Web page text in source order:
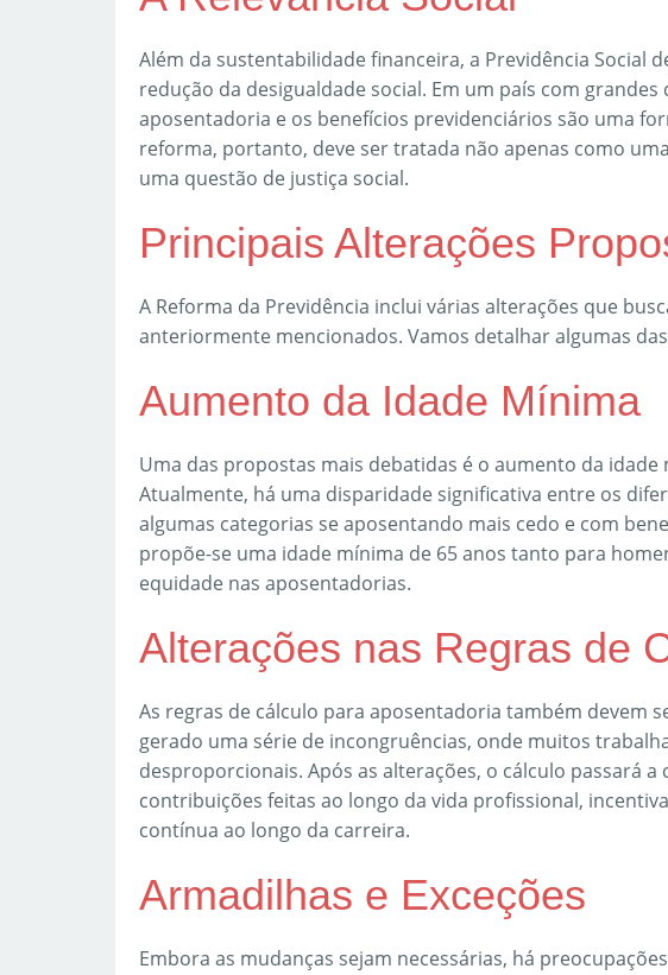
Além da sustentabilidade financeira, a Previdência Social
redução da desigualdade social. Em um país com
aposentadoria e os benefícios previdenciários são uma
reforma, portanto, deve ser tratada não apenas como
uma questão de justiça social.
Principais Alterações
A Reforma da Previdência inclui várias alterações que
anteriormente mencionados. Vamos detalhar algumas
Aumento da Idade Mínima
Uma das propostas mais debatidas é o aumento da
Atualmente, há uma disparidade significativa entre os
algumas categorias se aposentando mais cedo e com
propõe-se uma idade mínima de 65 anos tanto para
equidade nas aposentadorias.
Alterações nas Regras de
As regras de cálculo para aposentadoria também devem
gerado uma série de incongruências, onde muitos
desproporcionais. Após as alterações, o cálculo passará
contribuições feitas ao longo da vida profissional,
contínua ao longo da carreira.
Armadilhas e Exceções
Embora as mudanças sejam necessárias, há